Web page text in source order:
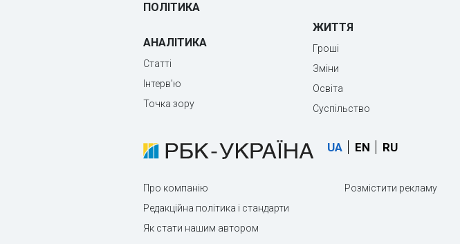
ПОЛІТИКА
АНАЛІТИКА
Статті
Інтерв'ю
Точка зору
ЖИТТЯ
Гроші
Зміни
Освіта
Суспільство
UA EN RU
Про компанію
Редакційна політика і стандарти
Як стати нашим автором
Розмістити рекламу